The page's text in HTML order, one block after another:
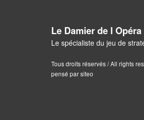
Le Damier de l Opéra
Le spécialiste du jeu de
Tous droits réservés / All rights
pensé par siteo